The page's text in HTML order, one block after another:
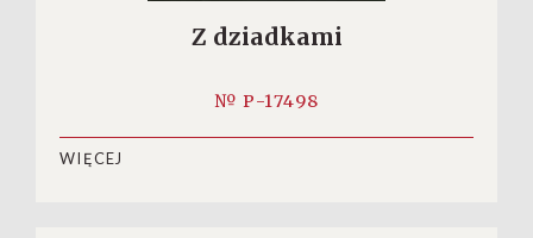
Z dziadkami
№ P-17498
WIĘCEJ